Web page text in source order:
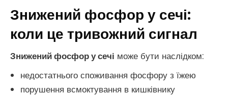
Знижений фосфор у сечі:
коли це тривожний сигнал
Знижений фосфор у сечі може бути наслідком:
недостатнього споживання фосфору з їжею
порушення всмоктування в кишківнику